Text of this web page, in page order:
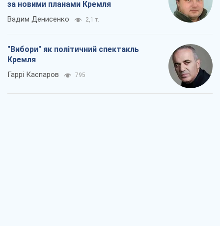
за новими планами Кремля
Вадим Денисенко 2,1 т.
"Вибори" як політичний спектакль
Кремля
Гаррі Каспаров 795